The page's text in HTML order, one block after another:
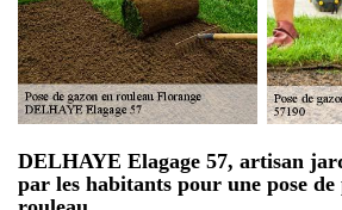
DELHAYE Elagage 57, artisan
par les habitants pour une pose de